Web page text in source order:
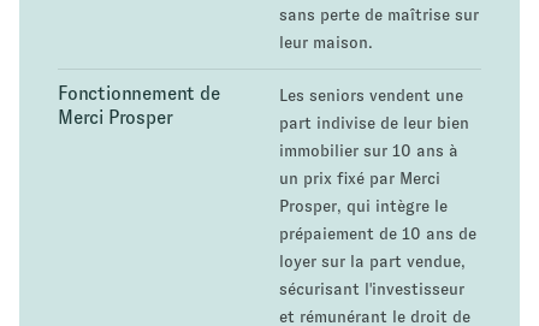
sans perte de maîtrise sur
leur maison.
Fonctionnement de
Merci Prosper
Les seniors vendent une
part indivise de leur bien
immobilier sur 10 ans à
un prix fixé par Merci
Prosper, qui intègre le
prépaiement de 10 ans de
loyer sur la part vendue,
sécurisant l'investisseur
et rémunérant le droit de